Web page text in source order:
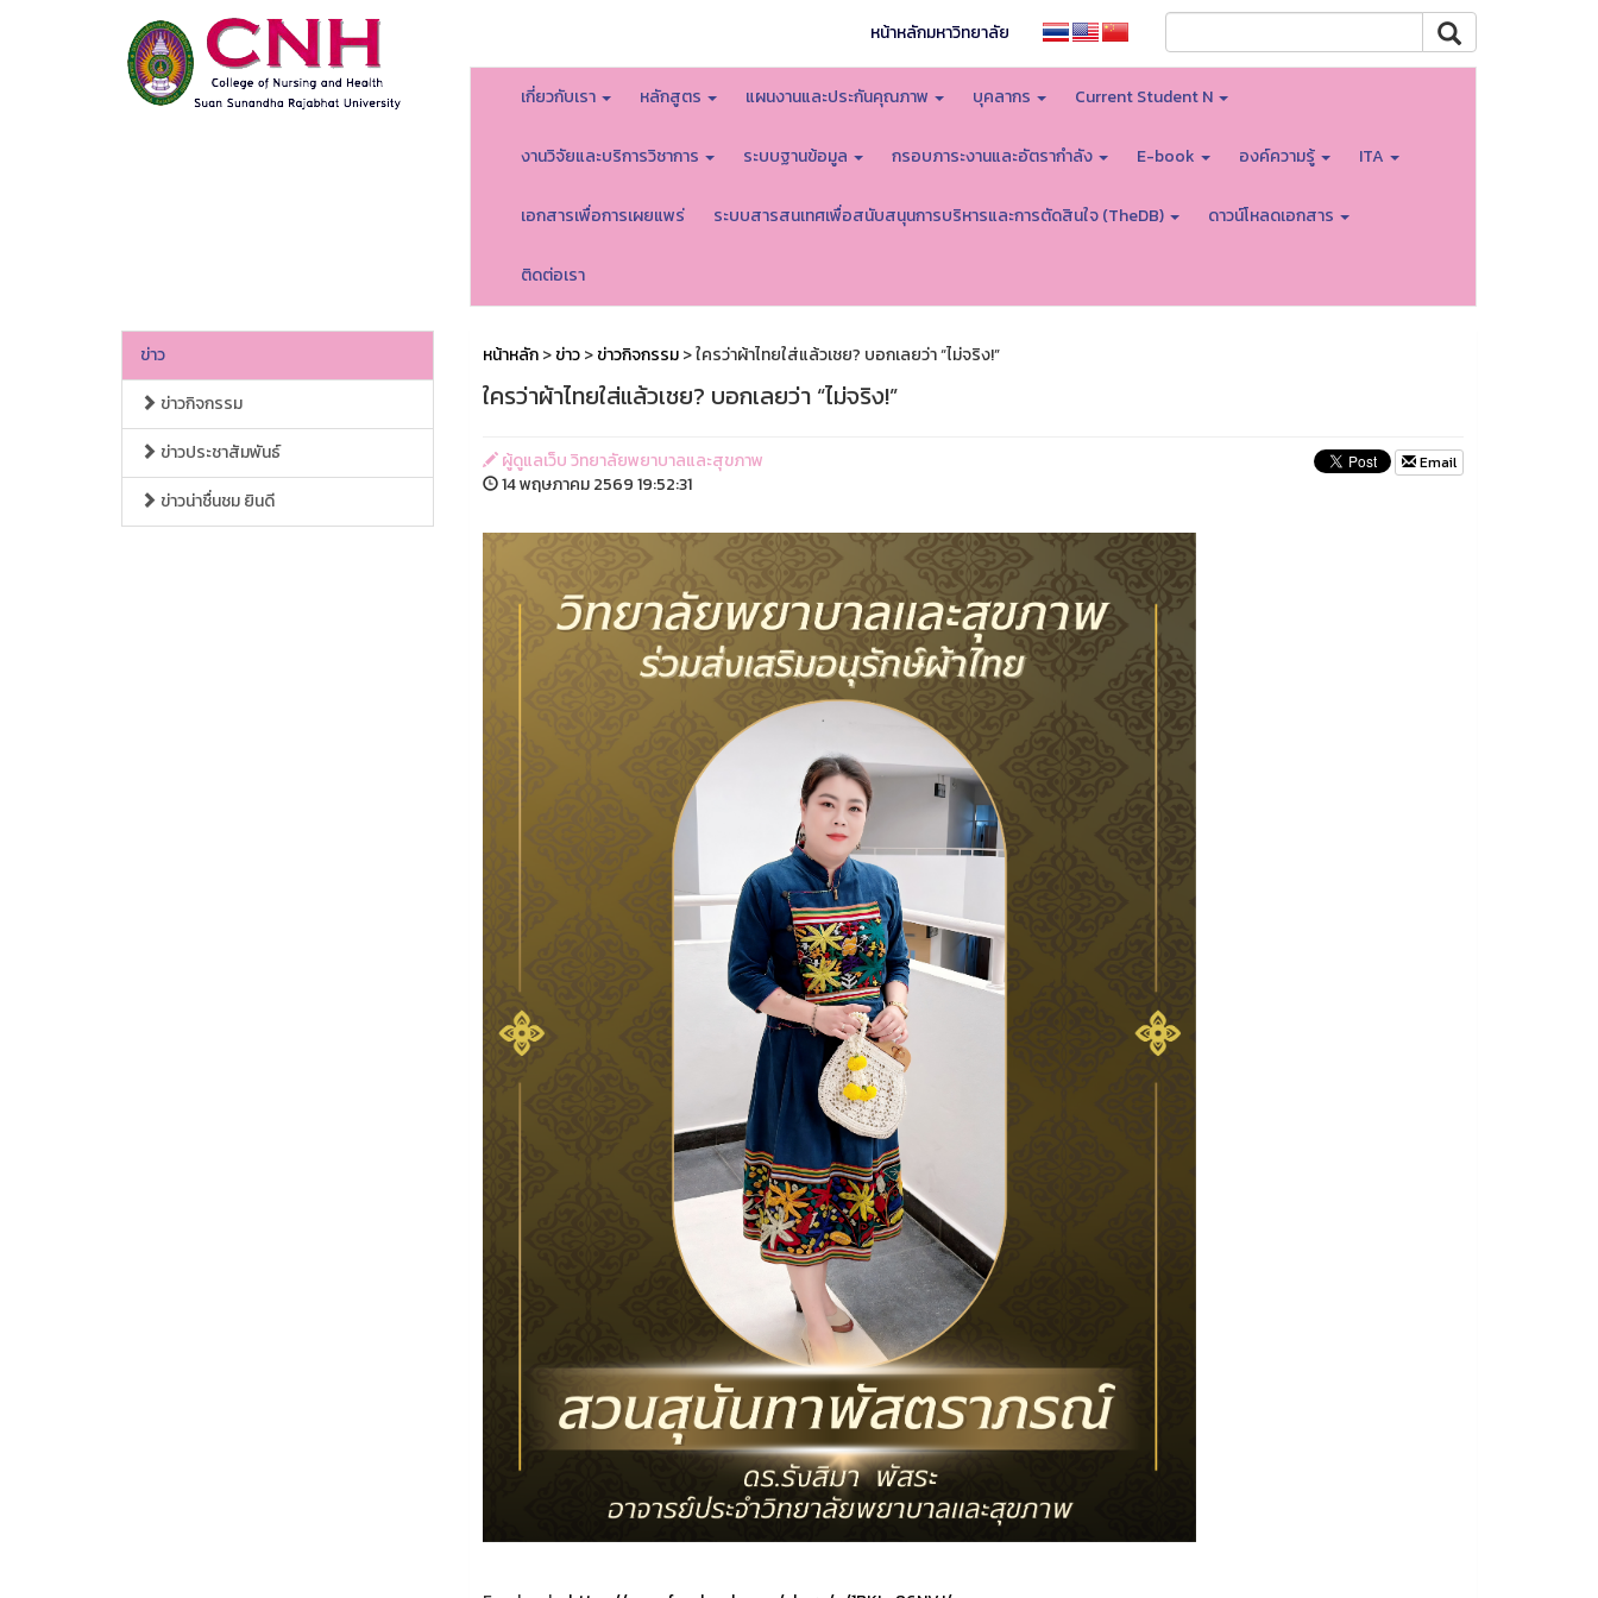
หน้าหลักมหาวิทยาลัย
เกี่ยวกับเรา หลักสูตร แผนงานและประกันคุณภาพ บุคลากร Current Student N
งานวิจัยและบริการวิชาการ ระบบฐานข้อมูล กรอบภาระงานและอัตรากำลัง E-book องค์ความรู้ ITA
เอกสารเพื่อการเผยแพร่ ระบบสารสนเทศเพื่อสนับสนุนการบริหารและการตัดสินใจ (TheDB) ดาวน์โหลดเอกสาร
ติดต่อเรา
ข่าว
ข่าวกิจกรรม
ข่าวประชาสัมพันธ์
ข่าวน่าชื่นชม ยินดี
หน้าหลัก>ข่าว>ข่าวกิจกรรม> ใครว่าผ้าไทยใส่แล้วเชย? บอกเลยว่า “ไม่จริง!”
ใครว่าผ้าไทยใส่แล้วเชย? บอกเลยว่า “ไม่จริง!”
ผู้ดูแลเว็บ วิทยาลัยพยาบาลและสุขภาพ
14 พฤษภาคม 2569 19:52:31
Email